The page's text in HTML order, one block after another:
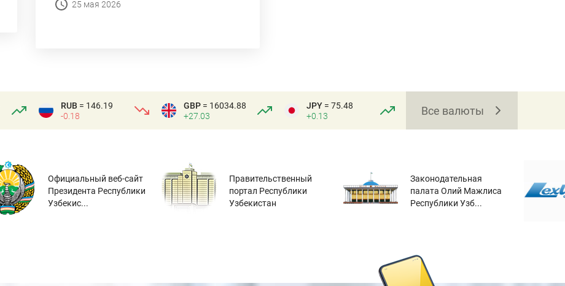
25 мая 2026
RUB = 146.19
-0.18
GBP = 16034.88
+27.03
JPY = 75.48
+0.13
Все валюты
Официальный веб-сайт
Президента Республики
Узбекис...
Правительственный
портал Республики
Узбекистан
Законодательная
палата Олий Мажлиса
Республики Узб...